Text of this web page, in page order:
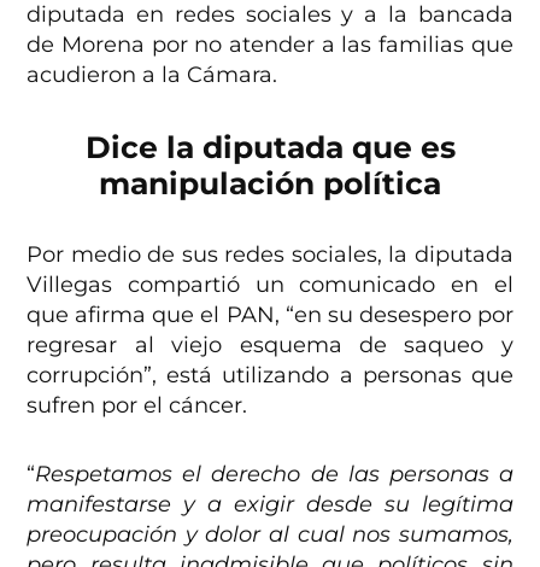
diputada en redes sociales y a la bancada
de Morena por no atender a las familias que
acudieron a la Cámara.
Dice la diputada que es
manipulación política
Por medio de sus redes sociales, la diputada
Villegas compartió un comunicado en el
que afirma que el PAN, “en su desespero por
regresar al viejo esquema de saqueo y
corrupción”, está utilizando a personas que
sufren por el cáncer.
“Respetamos el derecho de las personas a
manifestarse y a exigir desde su legítima
preocupación y dolor al cual nos sumamos,